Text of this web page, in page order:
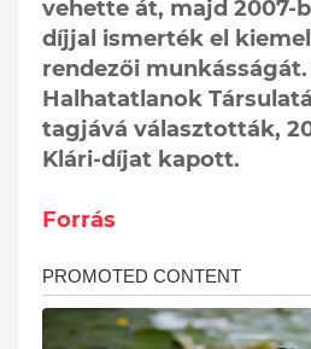
vehette át, majd 2007-
díjjal ismerték el
rendezői munkásságát.
Halhatatlanok
tagjává választották,
Klári-díjat kapott.
Forrás